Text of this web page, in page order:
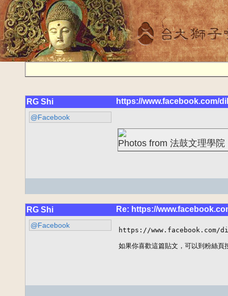
RG Shi https://www.facebook.com/
@Facebook
Photos from 法鼓文理學院
RG Shi Re: https://
@Facebook
https://www.facebook.com/
如果你喜歡這篇貼文，可以到粉絲頁